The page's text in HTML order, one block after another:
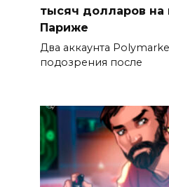
тысяч долларов на
Париже
Два аккаунта
подозрения после